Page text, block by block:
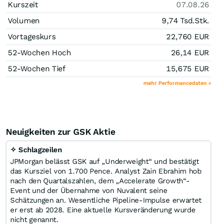
Kurszeit
07.08.26
Volumen
9,74 Tsd.Stk.
Vortageskurs
22,760 EUR
52-Wochen Hoch
26,14 EUR
52-Wochen Tief
15,675 EUR
mehr Performancedaten »
Neuigkeiten zur GSK Aktie
✧ Schlagzeilen
JPMorgan belässt GSK auf „Underweight“ und bestätigt
das Kursziel von 1.700 Pence. Analyst Zain Ebrahim hob
nach den Quartalszahlen, dem „Accelerate Growth“-
Event und der Übernahme von Nuvalent seine
Schätzungen an. Wesentliche Pipeline-Impulse erwartet
er erst ab 2028. Eine aktuelle Kursveränderung wurde
nicht genannt.